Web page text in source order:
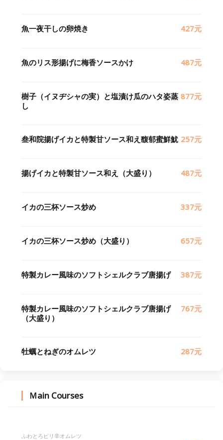
魚一夜干しの卵焼き 427元
魚のリス形揚げに梅香ソースかけ 487元
樹子（イヌヂシャの実）と塩漬け瓜のハタ姿蒸
し
877元
叁和院揚げイカと特製甘ソース和え馥郁蜜鮮魷 257元
揚げイカと特製甘ソース和え（大盛り） 487元
イカの三杯ソース炒め 337元
イカの三杯ソース炒め（大盛り） 657元
特製カレー風味のソフトシェルクラブ唐揚げ 387元
特製カレー風味のソフトシェルクラブ唐揚げ
（大盛り）
767元
牡蠣とねぎのオムレツ 287元
Ｍain Courses
ふわとろピリ辛オムレツ